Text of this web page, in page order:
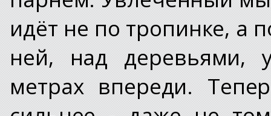
идёт не по тропинке, а
ней, над деревьями,
метрах впереди.